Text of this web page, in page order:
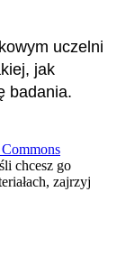
uczelni
jak
badania.
chcesz go
zajrzyj